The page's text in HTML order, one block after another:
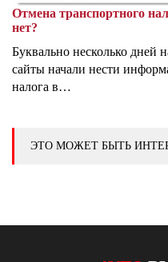
Отмена транспортного
нет?
Буквально несколько дней
сайты начали нести
налога в…
ЭТО МОЖЕТ БЫТЬ